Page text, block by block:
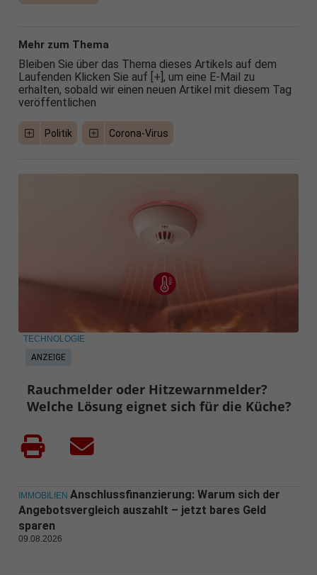
Mehr zum Thema
Bleiben Sie über das Thema dieses Artikels auf dem
Laufenden Klicken Sie auf [+], um eine E-Mail zu
erhalten, sobald wir einen neuen Artikel mit diesem Tag
veröffentlichen
Politik Corona-Virus
ANZEIGE
TECHNOLOGIE
Rauchmelder oder Hitzewarnmelder?
Welche Lösung eignet sich für die Küche?
IMMOBILIEN Anschlussfinanzierung: Warum sich der
Angebotsvergleich auszahlt – jetzt bares Geld
sparen
09.08.2026